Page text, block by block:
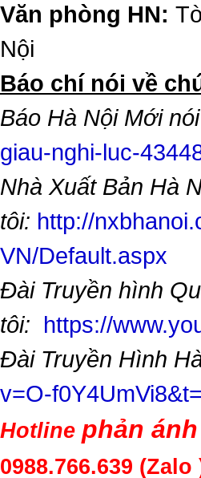
Văn phòng HN:
Nội
​Báo chí nói về
Báo Hà Nội Mới
giau-nghi-luc-
Nhà Xuất Bản Hà
tôi: http://
VN/Default.aspx
Đài Truyền hình
tôi: https://
Đài Truyền Hình
v=O-
Hotline phản
0988.766.639 (Zalo